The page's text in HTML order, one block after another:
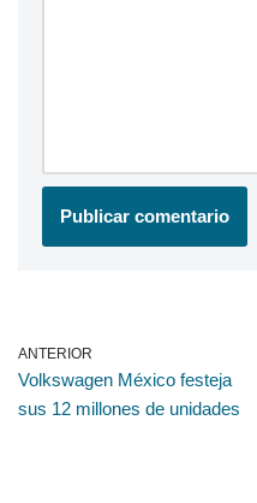
ANTERIOR
Volkswagen México festeja
sus 12 millones de unidades